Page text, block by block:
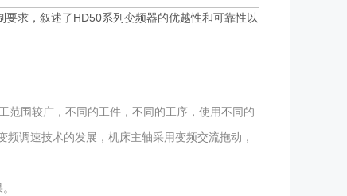
要求，叙述了HD50系列变频器的优越性和可靠性以
范围较广，不同的工件，不同的工序，使用不同的
调速技术的发展，机床主轴采用变频交流拖动，